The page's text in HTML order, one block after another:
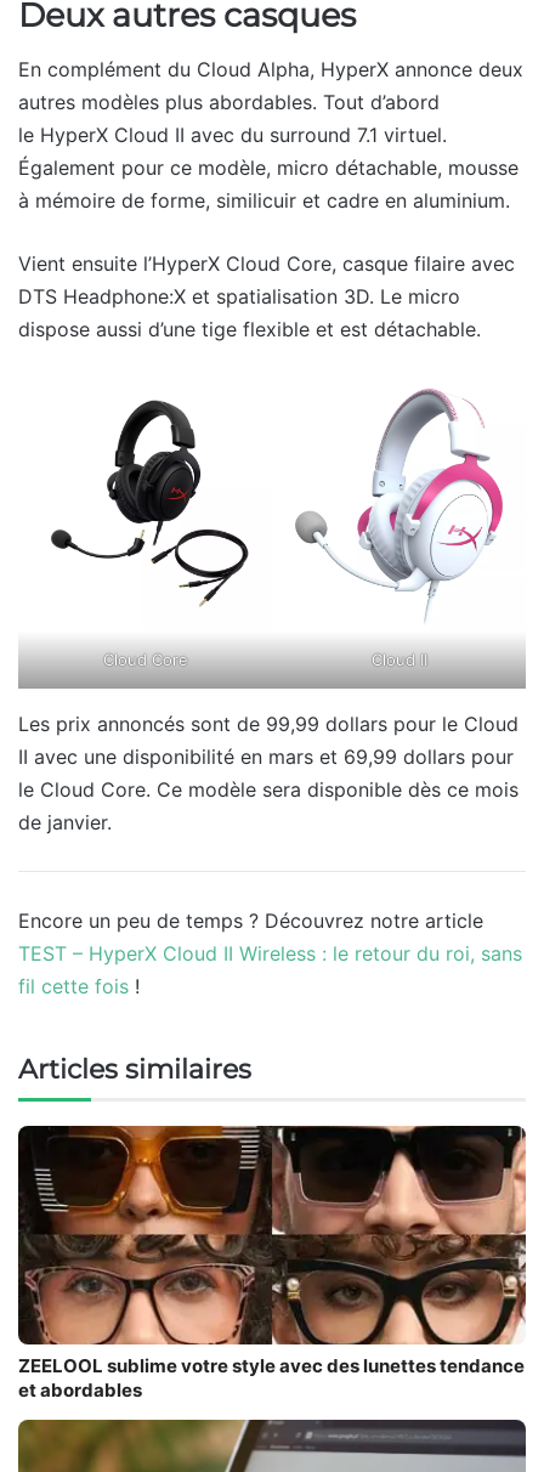
Deux autres casques
En complément du Cloud Alpha, HyperX annonce deux
autres modèles plus abordables. Tout d’abord
le HyperX Cloud II avec du surround 7.1 virtuel.
Également pour ce modèle, micro détachable, mousse
à mémoire de forme, similicuir et cadre en aluminium.
Vient ensuite l’HyperX Cloud Core, casque filaire avec
DTS Headphone:X et spatialisation 3D. Le micro
dispose aussi d’une tige flexible et est détachable.
Cloud Core Cloud II
Les prix annoncés sont de 99,99 dollars pour le Cloud
II avec une disponibilité en mars et 69,99 dollars pour
le Cloud Core. Ce modèle sera disponible dès ce mois
de janvier.
Encore un peu de temps ? Découvrez notre article
TEST – HyperX Cloud II Wireless : le retour du roi, sans
fil cette fois !
Articles similaires
ZEELOOL sublime votre style avec des lunettes tendance
et abordables